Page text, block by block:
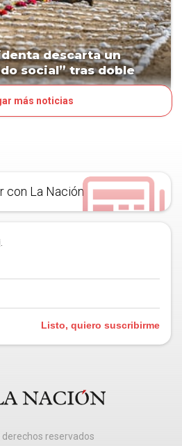
descarta un
social” tras doble
más noticias
con La Nación
Listo, quiero suscribirme
derechos reservados